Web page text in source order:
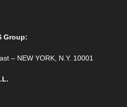
Group:
– NEW YORK, N.Y. 10001